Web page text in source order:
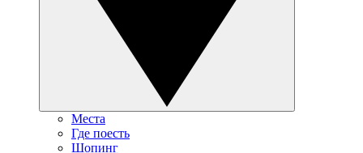
Места
Где поесть
Шопинг